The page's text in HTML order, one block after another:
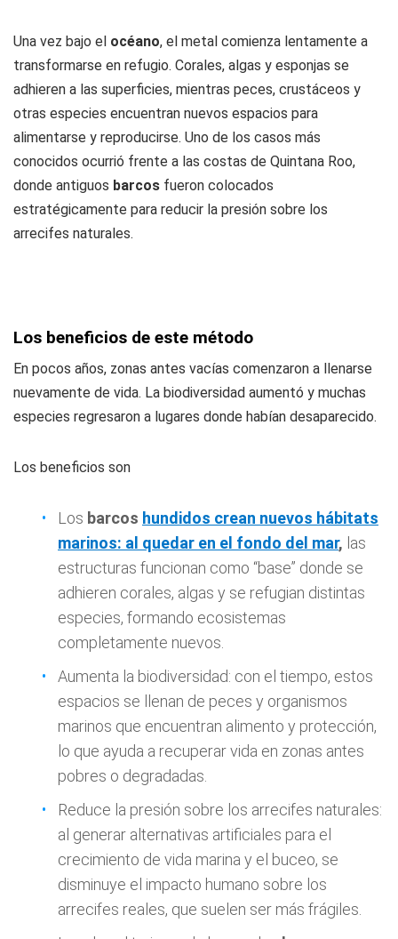
Una vez bajo el océano, el metal comienza lentamente a
transformarse en refugio. Corales, algas y esponjas se
adhieren a las superficies, mientras peces, crustáceos y
otras especies encuentran nuevos espacios para
alimentarse y reproducirse. Uno de los casos más
conocidos ocurrió frente a las costas de Quintana Roo,
donde antiguos barcos fueron colocados
estratégicamente para reducir la presión sobre los
arrecifes naturales.
Los beneficios de este método
En pocos años, zonas antes vacías comenzaron a llenarse
nuevamente de vida. La biodiversidad aumentó y muchas
especies regresaron a lugares donde habían desaparecido.
Los beneficios son
Los barcos hundidos crean nuevos hábitats
marinos: al quedar en el fondo del mar, las
estructuras funcionan como “base” donde se
adhieren corales, algas y se refugian distintas
especies, formando ecosistemas
completamente nuevos.
Aumenta la biodiversidad: con el tiempo, estos
espacios se llenan de peces y organismos
marinos que encuentran alimento y protección,
lo que ayuda a recuperar vida en zonas antes
pobres o degradadas.
Reduce la presión sobre los arrecifes naturales:
al generar alternativas artificiales para el
crecimiento de vida marina y el buceo, se
disminuye el impacto humano sobre los
arrecifes reales, que suelen ser más frágiles.